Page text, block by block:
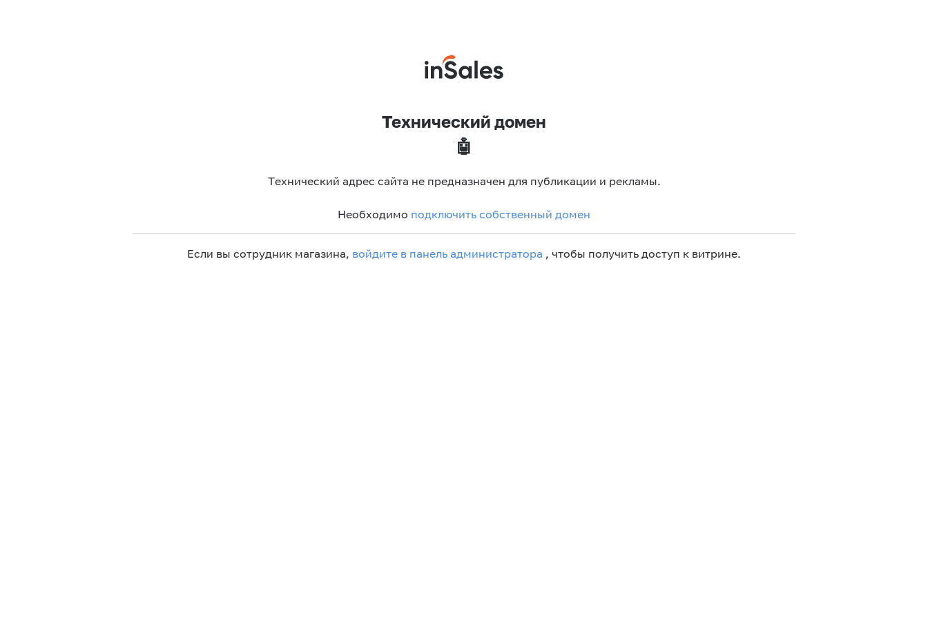
Технический домен
🤖
Технический адрес сайта не предназначен для публикации и рекламы.
Необходимо подключить собственный домен
Если вы сотрудник магазина, войдите в панель администратора , чтобы получить доступ к витрине.